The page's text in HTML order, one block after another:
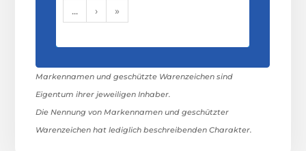
...
› »
Markennamen und geschützte Warenzeichen sind
Eigentum ihrer jeweiligen Inhaber.
Die Nennung von Markennamen und geschützter
Warenzeichen hat lediglich beschreibenden Charakter.